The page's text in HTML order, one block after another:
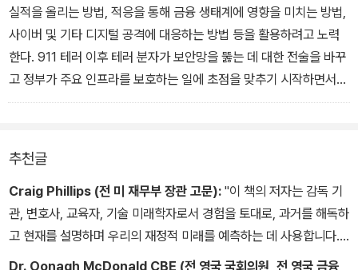
하지 못했을까? 금융 유인책이 모두 위기를 유발하는 요소로 작용했
다. 부분적으로 점점 복잡해지는 위기를 관찰·주시하는 일은 무척 까
다롭고 비용도 많이 들어가는 작업이었다. 위험에 대한 투명성 결여
로 파생 상품을 이용해 경제적 차입 상태를 감추는 상황이 발생했고
시장 보상 구조는 위험을 창출하고 이를 감수하는 환경을 조장했다.
하고 놓칠 때가 많았다. 부분적으로는 정부가 활용하는 자료와 자원
이 부족하기 때문이다. 정부는 실제로 보유한 자료와 자원의 한계 안
에서 최선을 다했다. 다가올 금융 위기를 피하려면 기술의 장점을 최
대한 활용해야 한다.
실적을 올리는 방법, 적응을 통해 금융 생태계에 영향을 미치는 방법,
사이버 및 기타 디지털 공격에 대응하는 방법 등을 활용하려고 노력
한다. 911 테러 이후 테러 분자가 보안망을 뚫는 데 대한 전술을 바꾸
고 정부가 주요 인프라를 보호하는 일에 초점을 맞추기 시작하면서
이런 노력과 시도가 가시화됐다. 기술이 금융 서비스 영역에 스며들
법 자체를 규제하는 부분에만 관심을 기울여서는 안 된다. 금융 기관
이 특히 인공 지능 그리고 다가오는 미래에 활성화될 양자 컴퓨팅 같
은 기술을 활용해 지금의 제한된 자료 분석 체계를, 금융의 미래를 더
잘 예측하고 더 신뢰할 만한 실시간 거시 및 미시 경제 지표를 제공하
는 체계로 전환시키는 방법도 고려해야 한다. 악의적 기술 애플리케
추천글
Craig Phillips (전 미 재무부 장관 고문): "이 책의 저자는 감독 기
관, 변호사, 교육자, 기술 미래학자로서 경험을 토대로, 과거를 해독하
고 현재를 설명하며 우리의 재정적 미래를 예측하는 데 사용합니다.
잠재적인 미래 금융 공황을 파악하고 방지하는 데 있어 기술이 수행
Dr. Oonagh McDonald CBE (전 영국 국회의원, 전 영국 금융